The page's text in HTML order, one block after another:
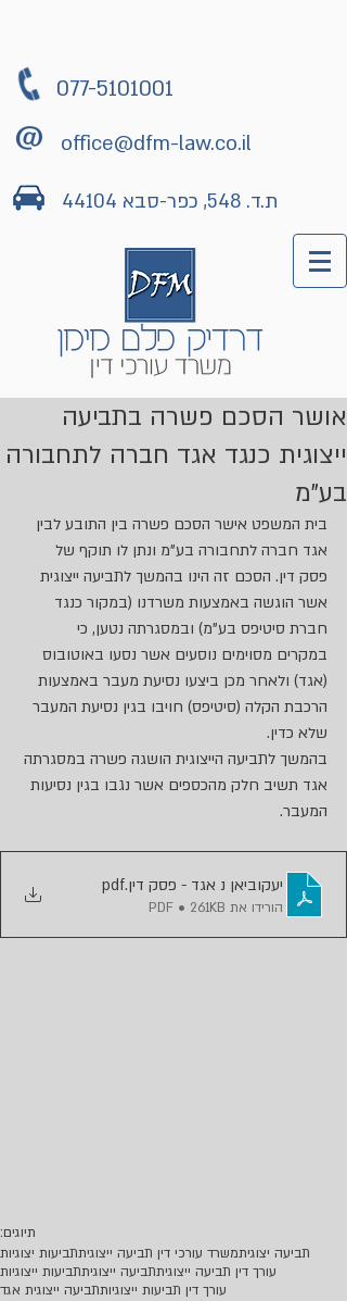
077-5101001
office@dfm-law.co.il
ת.ד. 548, כפר-סבא 44104
אושר הסכם פשרה בתביעה
ייצוגית כנגד אגד חברה לתחבורה
בע"מ
בית המשפט אישר הסכם פשרה בין התובע לבין
אגד חברה לתחבורה בע"מ ונתן לו תוקף של
פסק דין. הסכם זה הינו בהמשך לתביעה ייצוגית
אשר הוגשה באמצעות משרדנו (במקור כנגד
חברת סיטיפס בע"מ) ובמסגרתה נטען, כי
במקרים מסוימים נוסעים אשר נסעו באוטובוס
(אגד) ולאחר מכן ביצעו נסיעת מעבר באמצעות
הרכבת הקלה (סיטיפס) חויבו בגין נסיעת המעבר
שלא כדין.
בהמשך לתביעה הייצוגית הושגה פשרה במסגרתה
אגד תשיב חלק מהכספים אשר נגבו בגין נסיעות
המעבר.
יעקוביאן נ אגד - פסק דין.pdf
הורידו את PDF • 261KB
תיוגים:
תביעה יצוגיתמשרד עורכי דין תביעה ייצוגיתתביעות יצוגיות
עורך דין תביעה ייצוגיתתביעה ייצוגיתתביעות ייצוגיות
עורך דין תביעות ייצוגיותתביעה ייצוגית אגד